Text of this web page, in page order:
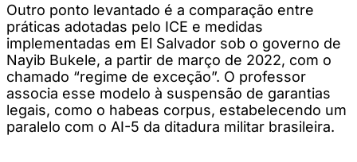
Outro ponto levantado é a comparação entre
práticas adotadas pelo ICE e medidas
implementadas em El Salvador sob o governo de
Nayib Bukele, a partir de março de 2022, com o
chamado “regime de exceção”. O professor
associa esse modelo à suspensão de garantias
legais, como o habeas corpus, estabelecendo um
paralelo com o AI-5 da ditadura militar brasileira.